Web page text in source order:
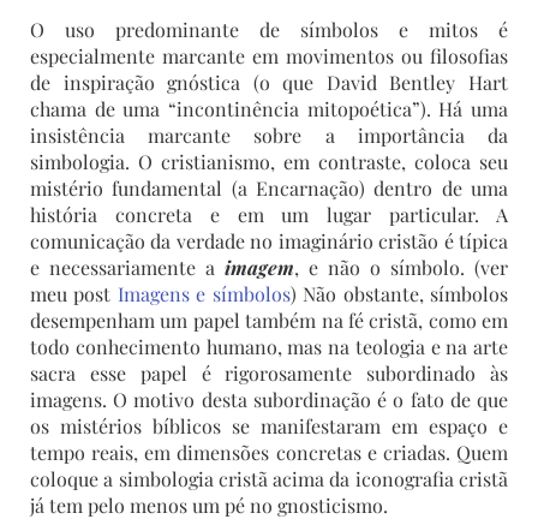
O uso predominante de símbolos e mitos é
especialmente marcante em movimentos ou filosofias
de inspiração gnóstica (o que David Bentley Hart
chama de uma “incontinência mitopoética”). Há uma
insistência marcante sobre a importância da
simbologia. O cristianismo, em contraste, coloca seu
mistério fundamental (a Encarnação) dentro de uma
história concreta e em um lugar particular. A
comunicação da verdade no imaginário cristão é típica
e necessariamente a imagem, e não o símbolo. (ver
meu post Imagens e símbolos) Não obstante, símbolos
desempenham um papel também na fé cristã, como em
todo conhecimento humano, mas na teologia e na arte
sacra esse papel é rigorosamente subordinado às
imagens. O motivo desta subordinação é o fato de que
os mistérios bíblicos se manifestaram em espaço e
tempo reais, em dimensões concretas e criadas. Quem
coloque a simbologia cristã acima da iconografia cristã
já tem pelo menos um pé no gnosticismo.